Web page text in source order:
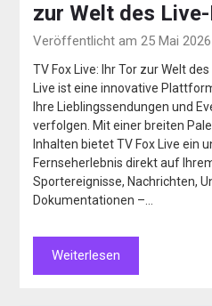
zur Welt des
Veröffentlicht am 25 Mai 2026
TV Fox Live: Ihr Tor zur Welt
Live ist eine innovative
Ihre Lieblingssendungen und
verfolgen. Mit einer breiten
Inhalten bietet TV Fox Live ein
Fernseherlebnis direkt auf
Sportereignisse, Nachrichten,
Dokumentationen –…
Weiterlesen